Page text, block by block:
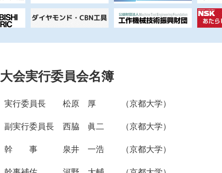
大会実行委員会名簿
実行委員長 松原 厚 （京都大学）
副実行委員長 西脇 眞二 （京都大学）
幹 事 泉井 一浩 （京都大学）